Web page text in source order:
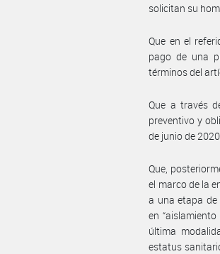
solicitan su
Que en el
pago de una
términos del
Que a través
preventivo y
de junio de
Que,
el marco de la
a una etapa de
en
última
estatus